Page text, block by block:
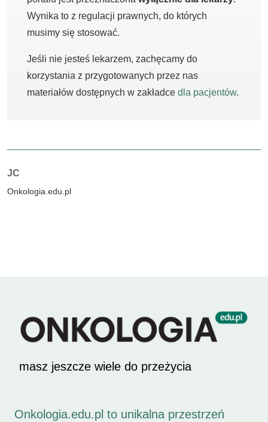
Wynika to z regulacji prawnych, do których
musimy się stosować.
Jeśli nie jesteś lekarzem, zachęcamy do
korzystania z przygotowanych przez nas
materiałów dostępnych w zakładce dla pacjentów.
Autorzy:
JC
Onkologia.edu.pl
masz jeszcze wiele do przeżycia
Onkologia.edu.pl to unikalna przestrzeń